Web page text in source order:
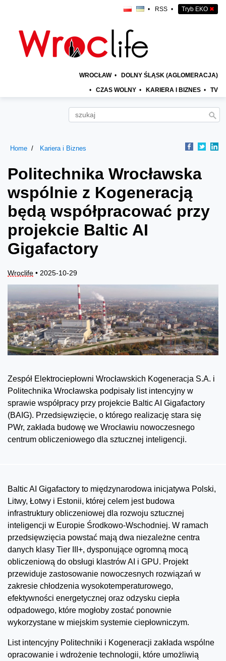
• RSS • Tryb EKO ✖
WROCŁAW • DOLNY ŚLĄSK (AGLOMERACJA)
• CZAS WOLNY • KARIERA I BIZNES • TV
Home Kariera i Biznes
Politechnika Wrocławska
wspólnie z Kogeneracją
będą współpracować przy
projekcie Baltic AI
Gigafactory
Wroclife • 2025-10-29
Zespół Elektrociepłowni Wrocławskich Kogeneracja S.A. i
Politechnika Wrocławska podpisały list intencyjny w
sprawie współpracy przy projekcie Baltic AI Gigafactory
(BAIG). Przedsięwzięcie, o którego realizację stara się
PWr, zakłada budowę we Wrocławiu nowoczesnego
centrum obliczeniowego dla sztucznej inteligencji.
Baltic AI Gigafactory to międzynarodowa inicjatywa Polski,
Litwy, Łotwy i Estonii, której celem jest budowa
infrastruktury obliczeniowej dla rozwoju sztucznej
inteligencji w Europie Środkowo-Wschodniej. W ramach
przedsięwzięcia powstać mają dwa niezależne centra
danych klasy Tier III+, dysponujące ogromną mocą
obliczeniową do obsługi klastrów AI i GPU. Projekt
przewiduje zastosowanie nowoczesnych rozwiązań w
zakresie chłodzenia wysokotemperaturowego,
efektywności energetycznej oraz odzysku ciepła
odpadowego, które mogłoby zostać ponownie
wykorzystane w miejskim systemie ciepłowniczym.
List intencyjny Politechniki i Kogeneracji zakłada wspólne
opracowanie i wdrożenie technologii, które umożliwią